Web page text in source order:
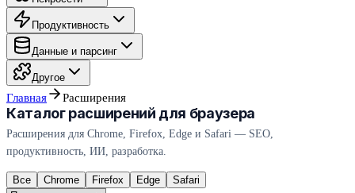
Продуктивность
Данные и парсинг
Другое
Главная Расширения
Каталог расширений для браузера
Расширения для Chrome, Firefox, Edge и Safari — SEO,
продуктивность, ИИ, разработка.
Все Chrome Firefox Edge Safari